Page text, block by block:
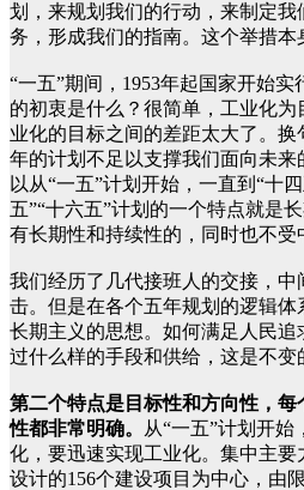
划，来规划我们的行动，来制定
务，形成我们的指南。这个举措本
“一五”期间，1953年起国家开始实
的初衷是什么？很简单，工业化
业化的目标之间的差距太大了。
年的计划不足以支撑我们面向未
以从“一五”计划开始，一直到“十
五”“十六五”计划的一个特点就是
有长期性和持续性的，同时也不受
我们经历了几代接班人的交接，
击。但是在各个五年规划的逻辑
长期主义的思想。如何满足人民
过什么样的手段和供给，这是不变
第二个特点是目标性和方向性，
性都非常明确。
从“一五”计划开
化，要迅速实现工业化。集中主要
设计的156个建设项目为中心，由